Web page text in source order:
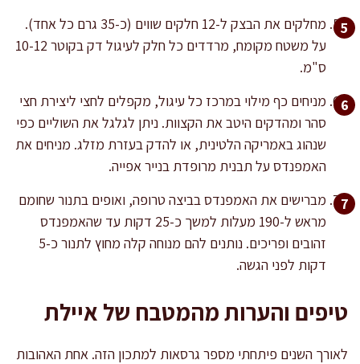
מחלקים את הבצק ל-12 חלקים שווים (כ-35 גרם כל אחד).
על משטח מקומח, מרדדים כל חלק לעיגול דק בקוטר 10-12
ס"מ.
מניחים כף מילוי במרכז כל עיגול, מקפלים לחצי ליצירת חצי
סהר ומהדקים היטב את הקצוות. ניתן לגלגל את השוליים כפי
שנהוג באמריקה הלטינית, או להדק בעזרת מזלג. מניחים את
האמפנדס על תבנית מרופדת בנייר אפייה.
מברישים את האמפנדס בביצה טרופה, ואופים בתנור שחומם
מראש ל-190 מעלות למשך כ-25 דקות עד שהאמפנדס
זהובים ופריכים. נותנים להם מנוחה קלה מחוץ לתנור כ-5
דקות לפני הגשה.
טיפים והערות מהמטבח של איילת
לאורך השנים פיתחתי מספר גרסאות למתכון הזה. אחת האהובות